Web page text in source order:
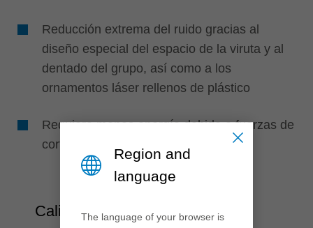
Reducción extrema del ruido gracias al
diseño especial del espacio de la viruta y al
dentado del grupo, así como a los
ornamentos láser rellenos de plástico
Requiere menos energía debido a fuerzas de
corte reducidas
Calidad y Flexibilidad
Region and
language
The language of your browser is